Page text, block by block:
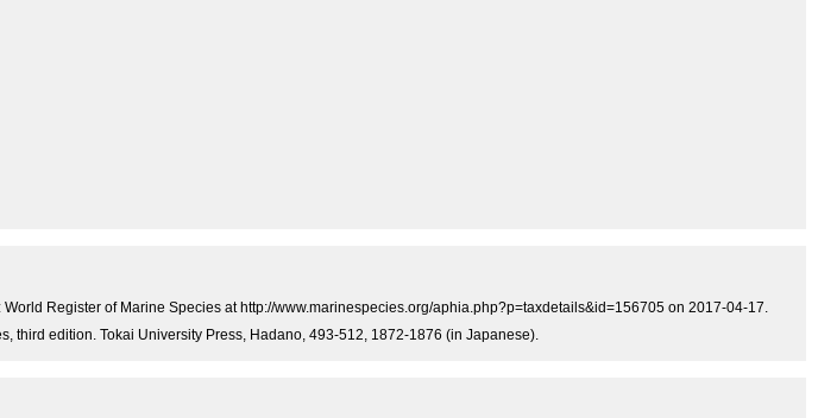
Register of Marine Species at http://www.marinespecies.org/aphia.php?p=taxdetails&id=156705 on 2017-04-17.
third edition. Tokai University Press, Hadano, 493-512, 1872-1876 (in Japanese).